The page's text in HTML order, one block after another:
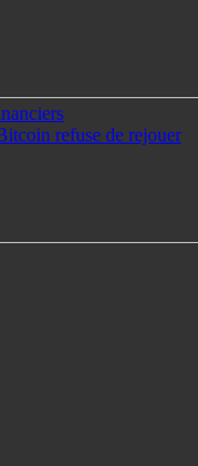
refuse de rejouer